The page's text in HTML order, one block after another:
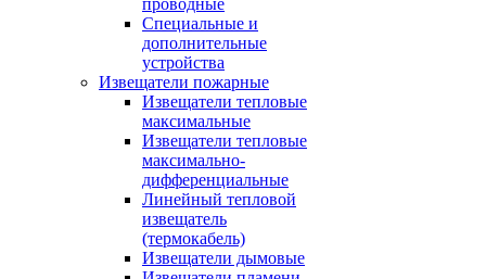
проводные
Специальные и
дополнительные
устройства
Извещатели пожарные
Извещатели тепловые
максимальные
Извещатели тепловые
максимально-
дифференциальные
Линейный тепловой
извещатель
(термокабель)
Извещатели дымовые